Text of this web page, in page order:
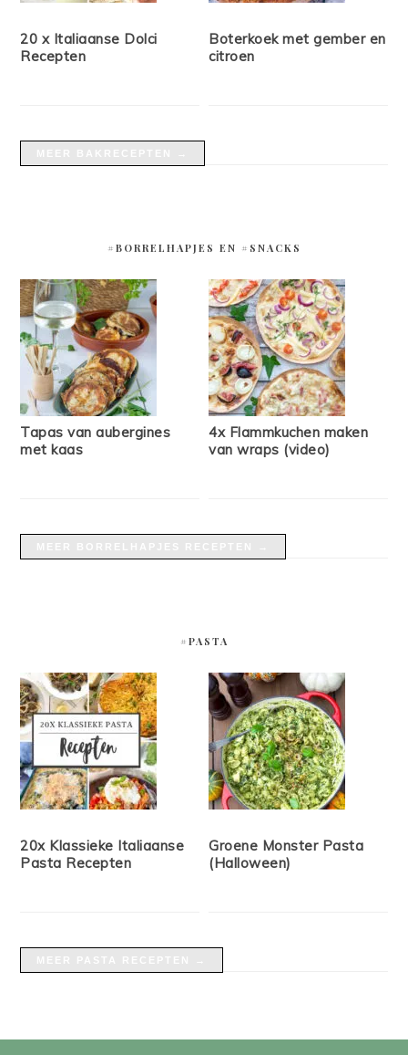
20 x Italiaanse Dolci
Recepten
Boterkoek met gember en
citroen
#BORRELHAPJES EN #SNACKS
Tapas van aubergines
met kaas
4x Flammkuchen maken
van wraps (video)
#PASTA
20x Klassieke Italiaanse
Pasta Recepten
Groene Monster Pasta
(Halloween)